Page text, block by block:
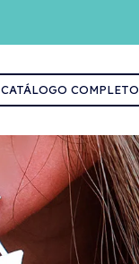
CATÁLOGO COMPLETO